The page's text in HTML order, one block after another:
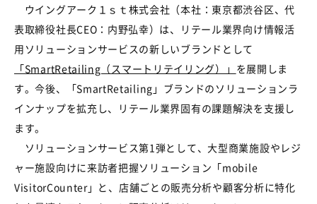
ウイングアーク１ｓｔ株式会社（本社：東京都渋谷区、代
表取締役社長CEO：内野弘幸）は、リテール業界向け情報活
用ソリューションサービスの新しいブランドとして
「SmartRetailing（スマートリテイリング）」 を展開しま
す。今後、「SmartRetailing」ブランドのソリューションラ
インナップを拡充し、リテール業界固有の課題解決を支援し
ます。
ソリューションサービス第1弾として、大型商業施設やレジ
ャー施設向けに来訪者把握ソリューション「mobile
VisitorCounter」と、店舗ごとの販売分析や顧客分析に特化